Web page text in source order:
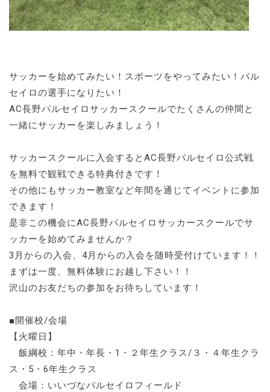
サッカーを始めてみたい！スポーツをやってみたい！パル
セイロの選手になりたい！
AC長野パルセイロサッカースクールでたくさんの仲間と
一緒にサッカーを楽しみましょう！
サッカースクールに入会するとAC長野パルセイロ公式戦
を無料で観戦できる特典付きです！
その他にもサッカー教室など年間を通じてイベントに参加
できます！
是非この機会にAC長野パルセイロサッカースクールでサ
ッカーを始めてみませんか？
3月からの入会、4月からの入会を随時受付けています！！
まずは一度、無料体験にお越し下さい！！
沢山のお友だちの参加をお待ちしています！
■開催校/会場
【火曜日】
飯綱校：年中・年長・1・２年生クラス/３・４年生クラ
ス・5・6年生クラス
会場：いいづなパルセイロフィールド